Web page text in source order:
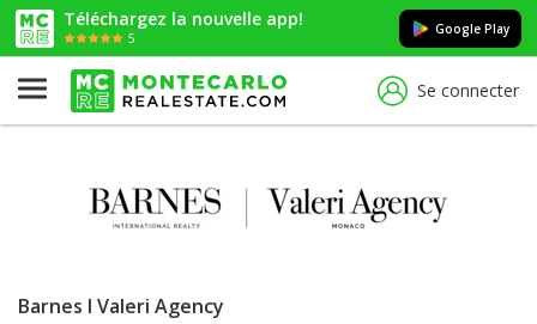
Téléchargez la nouvelle app!
5
Google Play
Se connecter
Barnes I Valeri Agency